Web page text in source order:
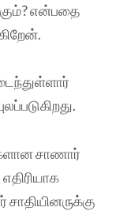
என்பதை
சாணார்